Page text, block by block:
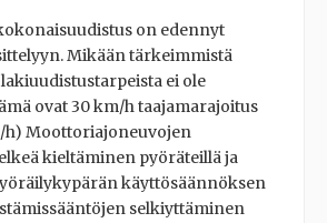
on edennyt
Mikään tärkeimmistä
ei ole
ovat 30 km/h taajamarajoitus
h) Moottoriajoneuvojen
kieltäminen pyöräteillä ja
käyttösäännöksen
selkiyttäminen